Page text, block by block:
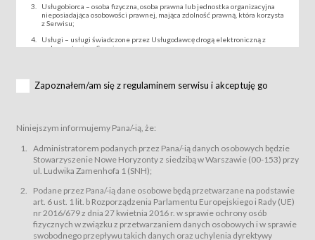
Usługobiorca – osoba fizyczna, osoba prawna lub jednostka organizacyjna
nieposiadająca osobowości prawnej, mająca zdolność prawną, która korzysta
z Serwisu;
Usługi – usługi świadczone przez Usługodawcę drogą elektroniczną z
wykorzystaniem Serwisu;
za pośrednictwem Serwisu;
podmiotom z branży mediów i filmowej (Akredytacje);
Bilety – wybrane dokumenty potwierdzające zawarcie umowy z
Usługodawcą i uprawniające do wzięcia udziału w Wydarzeniu,
przewidziane przez Usługodawcę dla danego Wydarzenia, tj. uprawniające
do uczestnictwa w wielu albo w pojedynczych seansach filmowych,
Sklep – sklep internetowy prowadzony przez Usługodawcę w Serwisie;
Regulamin – niniejszy regulamin.
§ 2
Postanowienia ogólne
Zapoznałem/am się z regulaminem serwisu i akceptuję go
Niniejszym informujemy Pana/-ią, że:
Administratorem podanych przez Pana/-ią danych osobowych będzie
Stowarzyszenie Nowe Horyzonty z siedzibą w Warszawie (00-153) przy
ul. Ludwika Zamenhofa 1 (SNH);
Podane przez Pana/-ią dane osobowe będą przetwarzane na podstawie
art. 6 ust. 1 lit. b Rozporządzenia Parlamentu Europejskiego i Rady (UE)
nr 2016/679 z dnia 27 kwietnia 2016 r. w sprawie ochrony osób
fizycznych w związku z przetwarzaniem danych osobowych i w sprawie
swobodnego przepływu takich danych oraz uchylenia dyrektywy